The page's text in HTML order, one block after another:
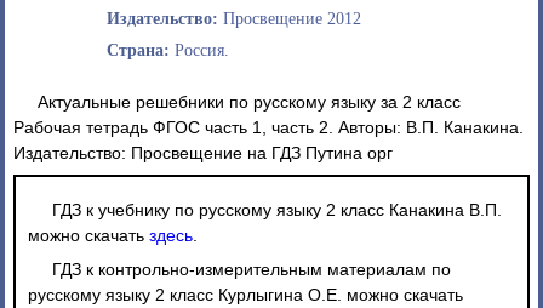
Издательство: Просвещение 2012
Страна: Россия.
Актуальные решебники по русскому языку за 2 класс
Рабочая тетрадь ФГОС часть 1, часть 2. Авторы: В.П. Канакина.
Издательство: Просвещение на ГДЗ Путина орг
ГДЗ к учебнику по русскому языку 2 класс Канакина В.П.
можно скачать здесь
ГДЗ к контрольно-измерительным материалам по
русскому языку 2 класс Курлыгина О.Е. можно скачать